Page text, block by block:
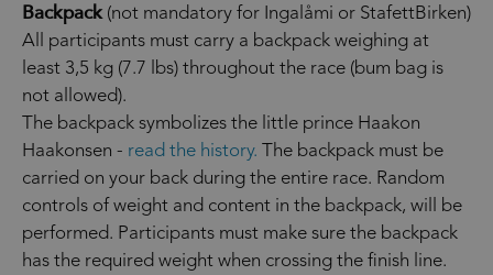
Backpack(not mandatory for Ingalåmi or StafettBirken)
All participants must carry a backpack weighing at
least 3,5 kg (7.7 lbs) throughout the race (bum bag is
not allowed).
The backpack symbolizes the little prince Haakon
Haakonsen - read the history.
The backpack must be
carried on your back during the entire race. Random
controls of weight and content in the backpack, will be
performed. Participants must make sure the backpack
has the required weight when crossing the finish line.